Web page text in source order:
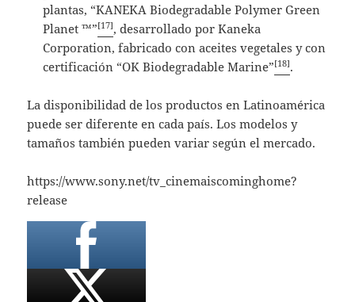
plantas, “KANEKA Biodegradable Polymer Green
Planet ™”[17], desarrollado por Kaneka
Corporation, fabricado con aceites vegetales y con
certificación “OK Biodegradable Marine”[18].
La disponibilidad de los productos en Latinoamérica
puede ser diferente en cada país. Los modelos y
tamaños también pueden variar según el mercado.
https://www.sony.net/tv_cinemaiscominghome?
release